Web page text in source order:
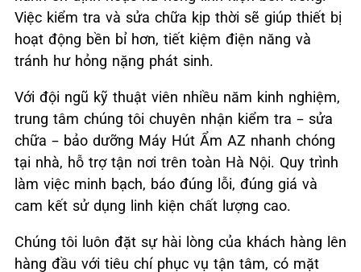
Việc kiểm tra và sửa chữa kịp thời sẽ giúp thiết bị
hoạt động bền bỉ hơn, tiết kiệm điện năng và
tránh hư hỏng nặng phát sinh.
Với đội ngũ kỹ thuật viên nhiều năm kinh nghiệm,
trung tâm chúng tôi chuyên nhận kiểm tra – sửa
chữa – bảo dưỡng Máy Hút Ẩm AZ nhanh chóng
tại nhà, hỗ trợ tận nơi trên toàn Hà Nội. Quy trình
làm việc minh bạch, báo đúng lỗi, đúng giá và
cam kết sử dụng linh kiện chất lượng cao.
Chúng tôi luôn đặt sự hài lòng của khách hàng lên
hàng đầu với tiêu chí phục vụ tận tâm, có mặt